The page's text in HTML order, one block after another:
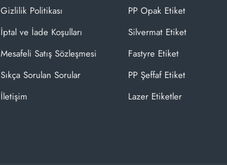
Gizlilik Politikası
İptal ve İade Koşulları
Mesafeli Satış Sözleşmesi
Sıkça Sorulan Sorular
İletişim
PP Opak Etiket
Silvermat Etiket
Fastyre Etiket
PP Şeffaf Etiket
Lazer Etiketler